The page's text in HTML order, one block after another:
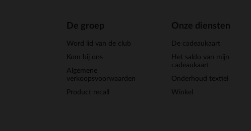
De groep
Word lid van de club
Kom bij ons
Algemene
verkoopsvoorwaarden
Product recall
Onze diensten
De cadeaukaart
Het saldo van mijn
cadeaukaart
Onderhoud textiel
Winkel